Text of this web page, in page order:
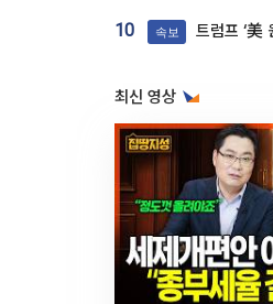
10 속보 트럼프 ‘美 원
최신 영상